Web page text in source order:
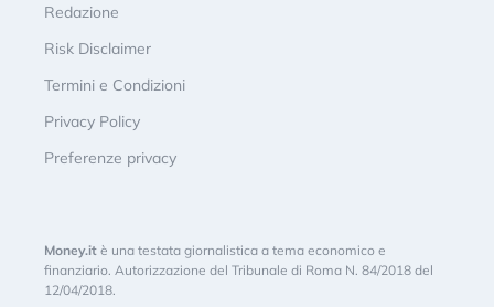
Redazione
Risk Disclaimer
Termini e Condizioni
Privacy Policy
Preferenze privacy
Money.it è una testata giornalistica a tema economico e
finanziario. Autorizzazione del Tribunale di Roma N. 84/2018 del
12/04/2018.